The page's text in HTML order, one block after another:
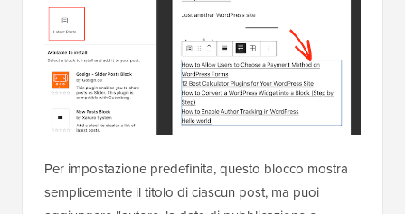
Per impostazione predefinita, questo blocco mostra
semplicemente il titolo di ciascun post, ma puoi